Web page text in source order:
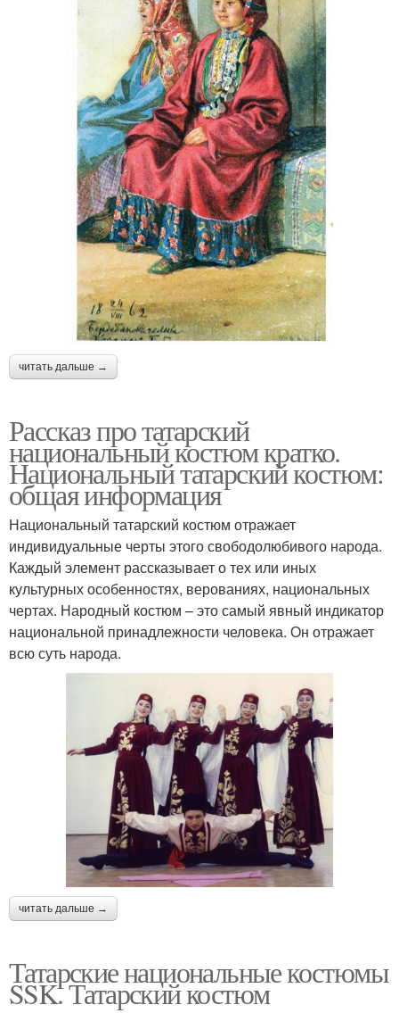
читать дальше →
Рассказ про татарский
национальный костюм кратко.
Национальный татарский костюм:
общая информация
Национальный татарский костюм отражает
индивидуальные черты этого свободолюбивого народа.
Каждый элемент рассказывает о тех или иных
культурных особенностях, верованиях, национальных
чертах. Народный костюм – это самый явный индикатор
национальной принадлежности человека. Он отражает
всю суть народа.
читать дальше →
Татарские национальные костюмы
SSK. Татарский костюм